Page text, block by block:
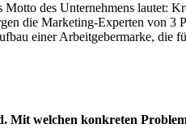
Motto des Unternehmens lautet:
die Marketing-Experten von 3
einer Arbeitgebermarke,
welchen konkreten